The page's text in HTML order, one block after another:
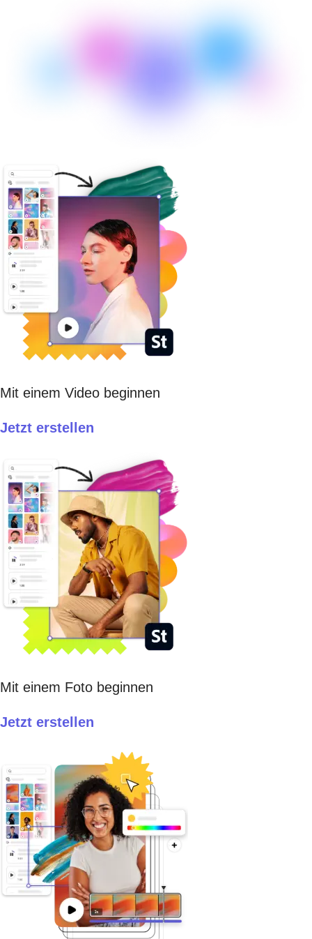
Mit einem Video beginnen
Jetzt erstellen​
Mit einem Foto beginnen
Jetzt erstellen​